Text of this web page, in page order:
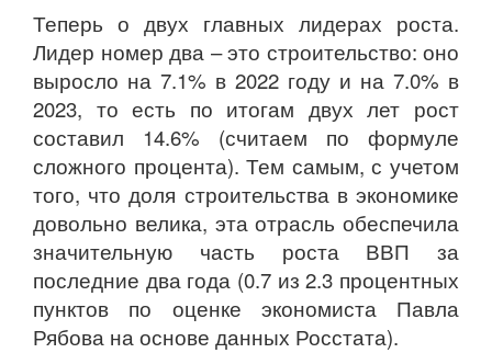
Теперь о двух главных лидерах роста.
Лидер номер два – это строительство: оно
выросло на 7.1% в 2022 году и на 7.0% в
2023, то есть по итогам двух лет рост
составил 14.6% (считаем по формуле
сложного процента). Тем самым, с учетом
того, что доля строительства в экономике
довольно велика, эта отрасль обеспечила
значительную часть роста ВВП за
последние два года (0.7 из 2.3 процентных
пунктов по оценке экономиста Павла
Рябова на основе данных Росстата).